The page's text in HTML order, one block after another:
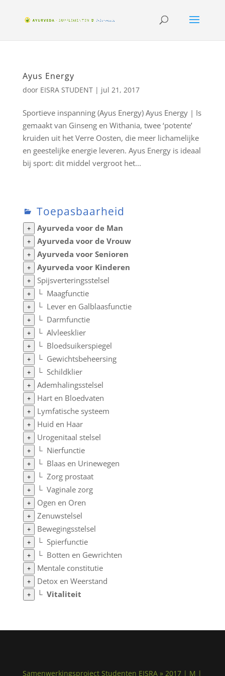
Ayus Energy
door EISRA STUDENT| jul 21, 2017
Sportieve inspanning (Ayus Energy) Ayus Energy | Is
gemaakt van Ginseng en Withania, twee ‘potente’
kruiden uit het Verre Oosten, die meer lichamelijke
en geestelijke energie leveren. Ayus Energy is ideaal
bij sport: dit middel vergroot het...
Toepasbaarheid
+ Ayurveda voor de Man
+ Ayurveda voor de Vrouw
+ Ayurveda voor Senioren
+ Ayurveda voor Kinderen
+ Spijsverteringsstelsel
+ └ Maagfunctie
+ └ Lever en Galblaasfunctie
+ └ Darmfunctie
+ └ Alvleesklier
+ └ Bloedsuikerspiegel
+ └ Gewichtsbeheersing
+ └ Schildklier
+ Ademhalingsstelsel
+ Hart en Bloedvaten
+ Lymfatische systeem
+ Huid en Haar
+ Urogenitaal stelsel
+ └ Nierfunctie
+ └ Blaas en Urinewegen
+ └ Zorg prostaat
+ └ Vaginale zorg
+ Ogen en Oren
+ Zenuwstelsel
+ Bewegingsstelsel
+ └ Spierfunctie
+ └ Botten en Gewrichten
+ Mentale constitutie
+ Detox en Weerstand
+ └ Vitaliteit
Samenwerkingsproject Studenten EISRA » 2017 | M |